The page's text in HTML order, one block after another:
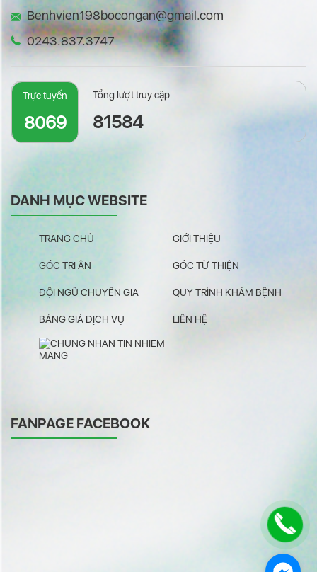
Benhvien198bocongan@gmail.com
0243.837.3747
Trực tuyến
8069
Tổng lượt truy cập
81584
DANH MỤC WEBSITE
TRANG CHỦ GIỚI THIỆU
GÓC TRI ÂN GÓC TỪ THIỆN
ĐỘI NGŨ CHUYÊN GIA QUY TRÌNH KHÁM BỆNH
BẢNG GIÁ DỊCH VỤ LIÊN HỆ
FANPAGE FACEBOOK